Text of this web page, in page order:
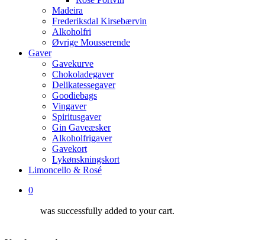
Madeira
Frederiksdal Kirsebærvin
Alkoholfri
Øvrige Mousserende
Gaver
Gavekurve
Chokoladegaver
Delikatessegaver
Goodiebags
Vingaver
Spiritusgaver
Gin Gaveæsker
Alkoholfrigaver
Gavekort
Lykønskningskort
Limoncello & Rosé
0
was successfully added to your cart.